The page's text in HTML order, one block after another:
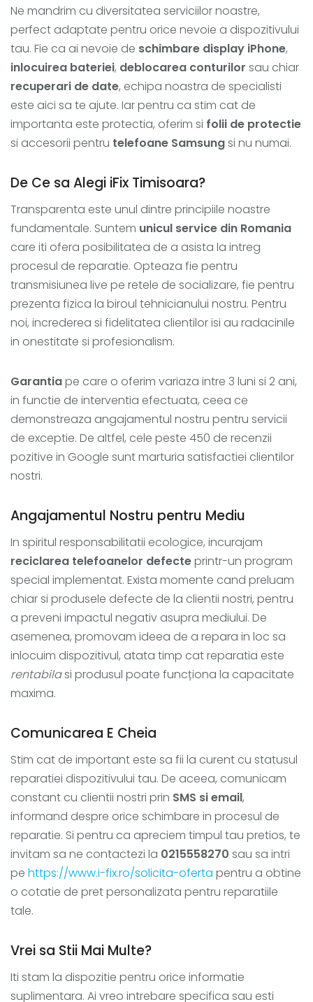
Ne mandrim cu diversitatea serviciilor noastre,
perfect adaptate pentru orice nevoie a dispozitivului
tau. Fie ca ai nevoie de schimbare display iPhone,
inlocuirea bateriei, deblocarea conturilor sau chiar
recuperari de date, echipa noastra de specialisti
este aici sa te ajute. Iar pentru ca stim cat de
importanta este protectia, oferim si folii de protectie
si accesorii pentru telefoane Samsungsi nu numai.
De Ce sa Alegi iFix Timisoara?
Transparenta este unul dintre principiile noastre
fundamentale. Suntem unicul service din Romania
care iti ofera posibilitatea de a asista la intreg
procesul de reparatie. Opteaza fie pentru
transmisiunea live pe retele de socializare, fie pentru
prezenta fizica la biroul tehnicianului nostru. Pentru
noi, increderea si fidelitatea clientilor isi au radacinile
in onestitate si profesionalism.
Garantiape care o oferim variaza intre 3 luni si 2 ani,
in functie de interventia efectuata, ceea ce
demonstreaza angajamentul nostru pentru servicii
de exceptie. De altfel, cele peste 450 de recenzii
pozitive in Google sunt marturia satisfactiei clientilor
nostri.
Angajamentul Nostru pentru Mediu
In spiritul responsabilitatii ecologice, incurajam
reciclarea telefoanelor defecteprintr-un program
special implementat. Exista momente cand preluam
chiar si produsele defecte de la clientii nostri, pentru
a preveni impactul negativ asupra mediului. De
asemenea, promovam ideea de a repara in loc sa
inlocuim dispozitivul, atata timp cat reparatia este
rentabilasi produsul poate funcționa la capacitate
maxima.
Comunicarea E Cheia
Stim cat de important este sa fii la curent cu statusul
reparatiei dispozitivului tau. De aceea, comunicam
constant cu clientii nostri prin SMS si email,
informand despre orice schimbare in procesul de
reparatie. Si pentru ca apreciem timpul tau pretios, te
invitam sa ne contactezi la 0215558270 sau sa intri
pe https://www.i-fix.ro/solicita-oferta pentru a obtine
o cotatie de pret personalizata pentru reparatiile
tale.
Vrei sa Stii Mai Multe?
Iti stam la dispozitie pentru orice informatie
suplimentara. Ai vreo intrebare specifica sau esti